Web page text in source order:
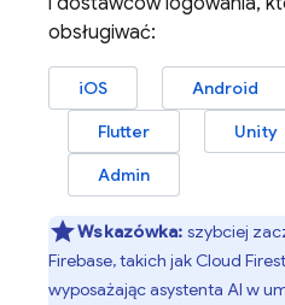
obsługiwać:
iOS Android
Flutter
Unity
Admin
Wskazówka: szybciej
Firebase, takich jak Cloud
wyposażając asystenta AI w